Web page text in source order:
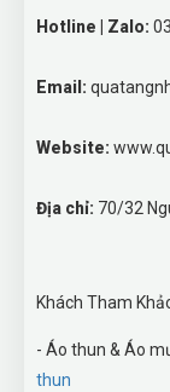
Hotline | Zalo:
Email:
Website:
Địa chỉ: 70/32
Khách Tham
- Áo thun &
thun